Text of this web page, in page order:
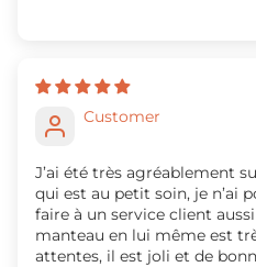
Customer
J’ai été très agréablement
qui est au petit soin, je n’ai
faire à un service client
manteau en lui même est
attentes, il est joli et de